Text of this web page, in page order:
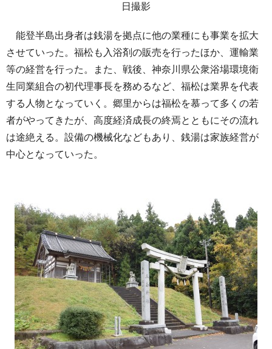
日撮影
能登半島出身者は銭湯を拠点に他の業種にも事業を拡大
させていった。福松も入浴剤の販売を行ったほか、運輸業
等の経営を行った。また、戦後、神奈川県公衆浴場環境衛
生同業組合の初代理事長を務めるなど、福松は業界を代表
する人物となっていく。郷里からは福松を慕って多くの若
者がやってきたが、高度経済成長の終焉とともにその流れ
は途絶える。設備の機械化などもあり、銭湯は家族経営が
中心となっていった。